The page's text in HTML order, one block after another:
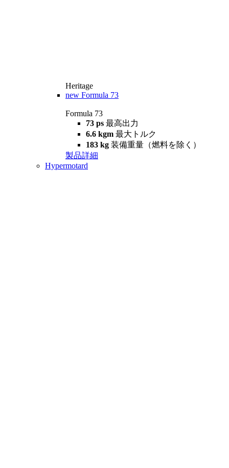
Heritage
new Formula 73
Formula 73
73 ps 最高出力
6.6 kgm 最大トルク
183 kg 装備重量（燃料を除く）
製品詳細
Hypermotard